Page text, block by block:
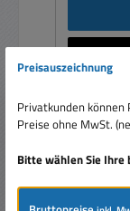
Nur 3 auf
Preisauszeichnung
Privatkunden
Preise ohne MwSt.
Bitte wählen Sie Ihre